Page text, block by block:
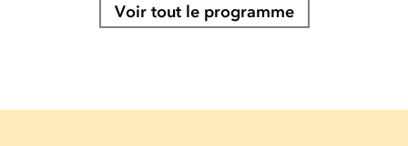
Voir tout le programme